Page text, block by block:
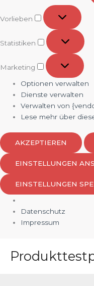
Vorlieben
Vorlieben
Statistiken
Statistiken
Marketing
Marketing
Optionen verwalten
Dienste verwalten
Verwalten von
Lese mehr über
AKZEPTIEREN
EINSTELLUNGEN
EINSTELLUNGEN
Datenschutz
Impressum
Inhalt